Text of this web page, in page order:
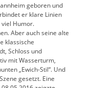
geboren und
er klare Linien
Humor.
Aber auch seine alte
klassische
Schloss und
mit Wasserturm,
„Ewich-Stil“. Und
gesetzt. Eine